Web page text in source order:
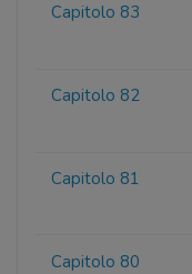
Capitolo 83
Capitolo 82
Capitolo 81
Capitolo 80